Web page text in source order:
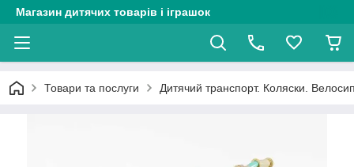
Магазин дитячих товарів і іграшок
Товари та послуги Дитячий транспорт. Коляски.